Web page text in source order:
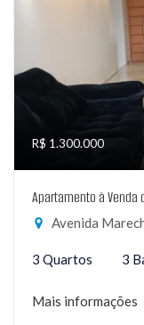
R$ 1.300.000
Apartamento à Venda
Avenida
3 Quartos 3
Mais informações